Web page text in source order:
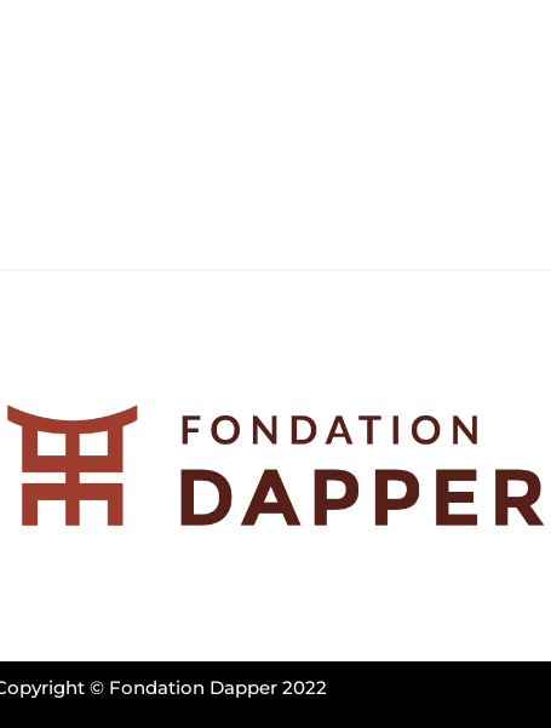
© Fondation Dapper 2022